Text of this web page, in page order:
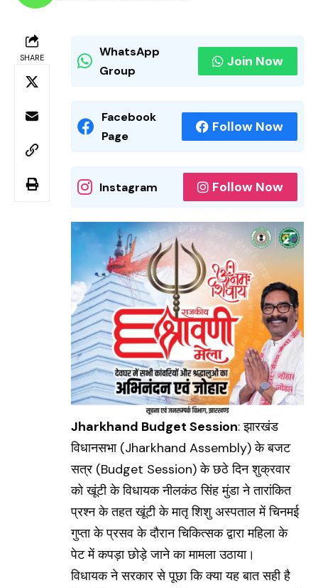
SHARE
WhatsApp
Group
Join Now
Facebook
Page
Follow Now
Instagram Follow Now
Jharkhand Budget Session: झारखंड
विधानसभा (Jharkhand Assembly) के बजट
सत्र (Budget Session) के छठे दिन शुक्रवार
को खूंटी के विधायक नीलकंठ सिंह मुंडा ने तारांकित
प्रश्न के तहत खूंटी के मातृ शिशु अस्पताल में चिनमई
गुप्ता के प्रसव के दौरान चिकित्सक द्वारा महिला के
पेट में कपड़ा छोड़े जाने का मामला उठाया।
विधायक ने सरकार से पूछा कि क्या यह बात सही है